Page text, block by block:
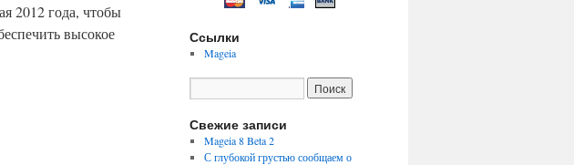
2012 года, чтобы
высокое
Ссылки
Mageia
Свежие записи
Mageia 8 Beta 2
С глубокой грустью сообщаем о